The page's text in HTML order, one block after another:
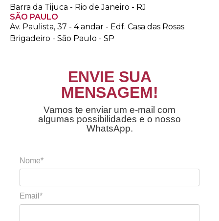
Barra da Tijuca - Rio de Janeiro - RJ
SÃO PAULO
Av. Paulista, 37 - 4 andar - Edf. Casa das Rosas
Brigadeiro - São Paulo - SP
ENVIE SUA
MENSAGEM!
Vamos te enviar um e-mail com
algumas possibilidades e o nosso
WhatsApp.
Nome*
Email*